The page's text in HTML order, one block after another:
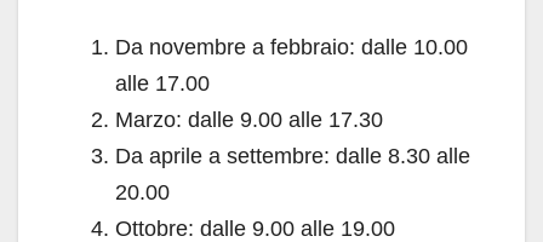
Da novembre a febbraio: dalle 10.00
alle 17.00
Marzo: dalle 9.00 alle 17.30
Da aprile a settembre: dalle 8.30 alle
20.00
Ottobre: dalle 9.00 alle 19.00